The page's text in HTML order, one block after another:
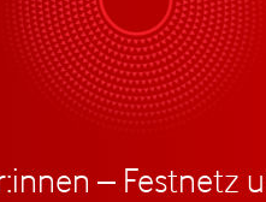
– Festnetz